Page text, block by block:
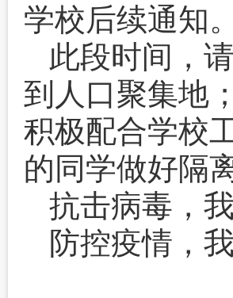
学校后续通知。
此段时间，
到人口聚集地
积极配合学校
的同学做好隔
抗击病毒，
防控疫情，